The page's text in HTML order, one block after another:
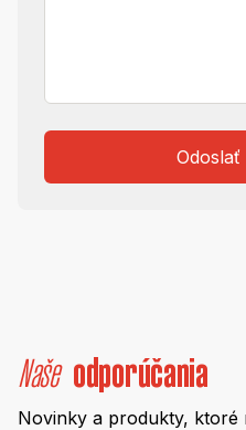
Naše odporúčania
Novinky a produkty, ktoré